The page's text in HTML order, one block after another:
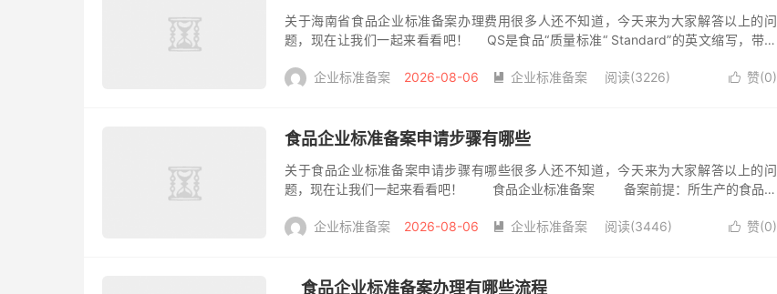
关于海南省食品企业标准备案办理费用很多人还不知道，今天来为大家解答以上的问
题，现在让我们一起来看看吧！ QS是食品“质量标准“ Standard”的英文缩写，带有
 赞(0)
企业标准备案 2026-08-06  企业标准备案 阅读(3226)
食品企业标准备案申请步骤有哪些
关于食品企业标准备案申请步骤有哪些很多人还不知道，今天来为大家解答以上的问
题，现在让我们一起来看看吧！ 食品企业标准备案 备案前提：所生产的食品没
品的，委...
 赞(0)
企业标准备案 2026-08-06  企业标准备案 阅读(3446)
食品企业标准备案办理有哪些流程